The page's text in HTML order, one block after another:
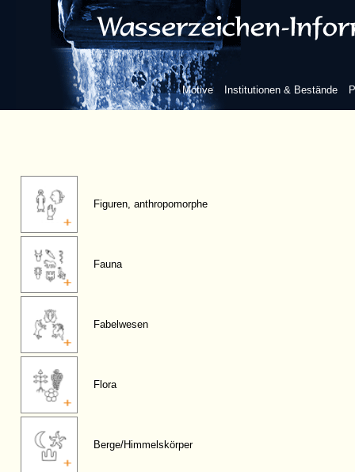
Motive Institutionen & Bestände
Figuren, anthropomorphe
Fauna
Fabelwesen
Flora
Berge/Himmelskörper